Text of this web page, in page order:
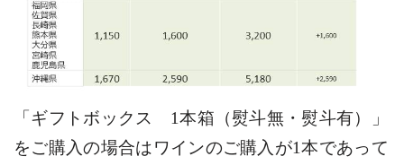
「ギフトボックス 1本箱（熨斗無・熨斗有）」
をご購入の場合はワインのご購入が1本であって